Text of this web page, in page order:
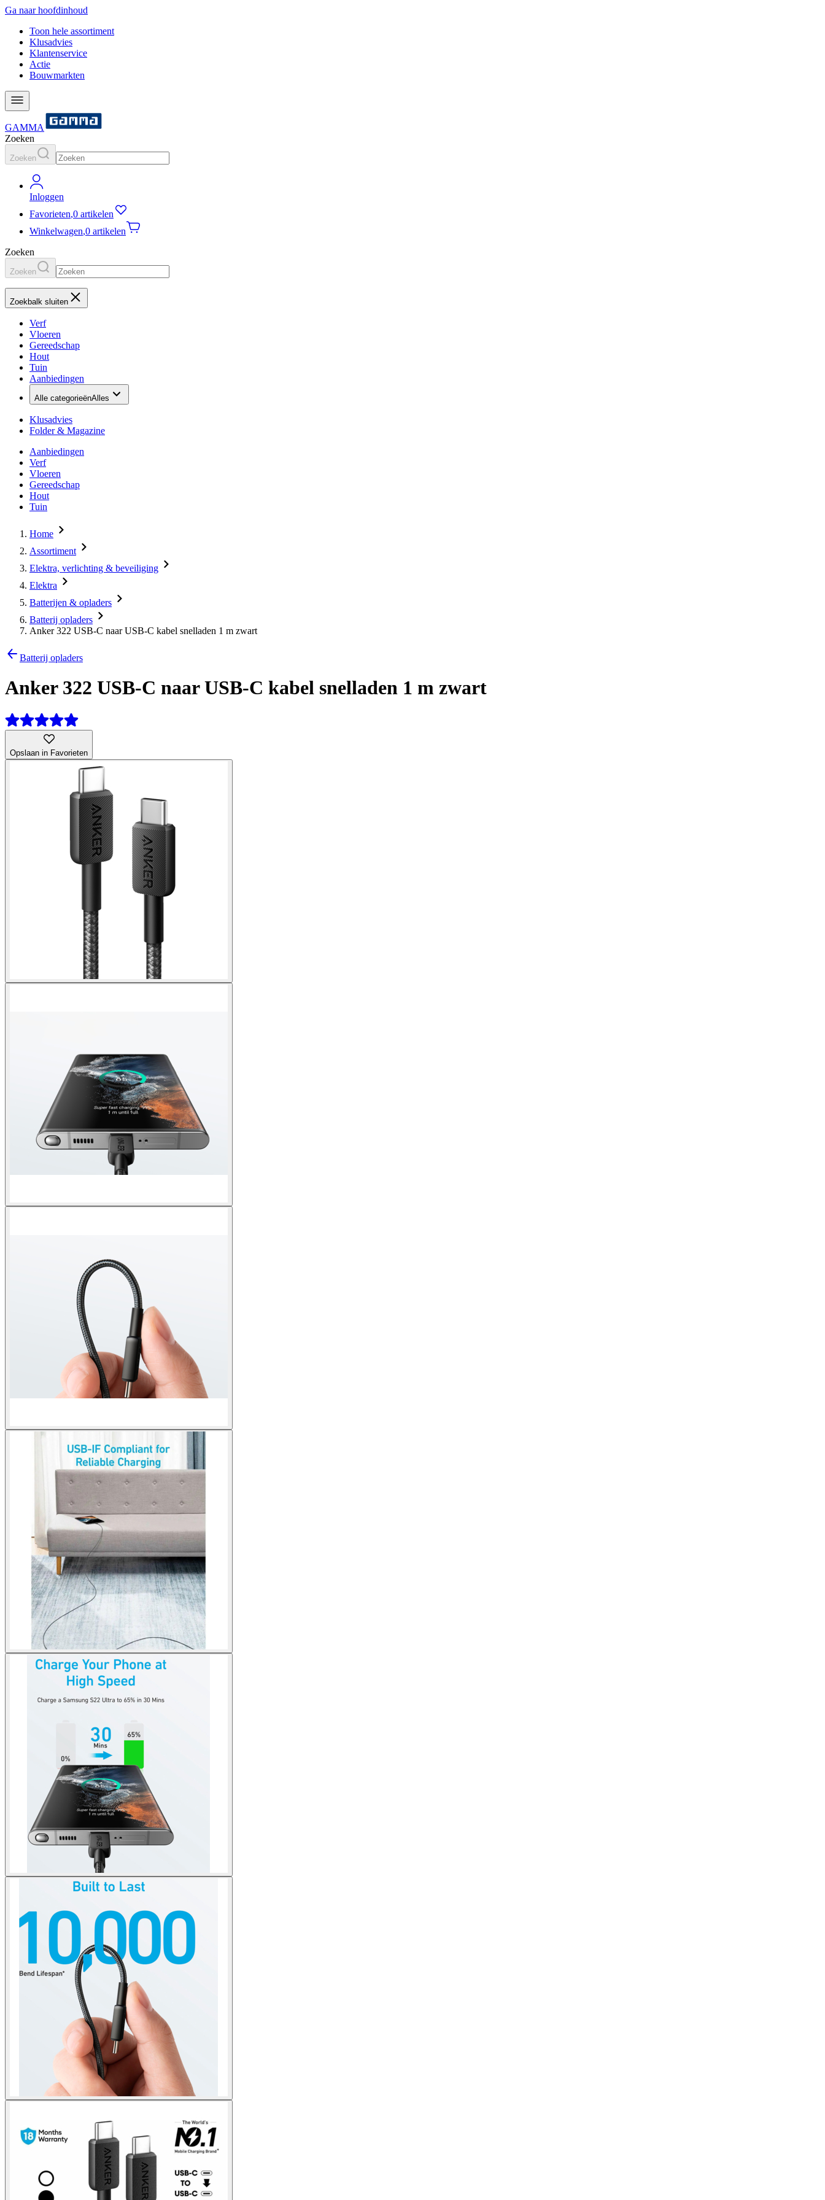
Ga naar hoofdinhoud
Toon hele assortiment
Klusadvies
Klantenservice
Actie
Bouwmarkten
GAMMA
Zoeken
Zoeken
Inloggen
Favorieten,0 artikelen
Winkelwagen,0 artikelen
Zoeken
Zoeken
Zoekbalk sluiten
Verf
Vloeren
Gereedschap
Hout
Tuin
Aanbiedingen
Alle categorieënAlles
Klusadvies
Folder & Magazine
Aanbiedingen
Verf
Vloeren
Gereedschap
Hout
Tuin
Home
Assortiment
Elektra, verlichting & beveiliging
Elektra
Batterijen & opladers
Batterij opladers
Anker 322 USB-C naar USB-C kabel snelladen 1 m zwart
Batterij opladers
Anker 322 USB-C naar USB-C kabel snelladen 1 m zwart
Opslaan in Favorieten